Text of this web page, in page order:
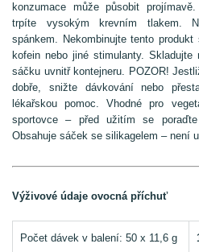
konzumace může působit
trpíte vysokým krevním tlakem.
spánkem. Nekombinujte tento
kofein nebo jiné stimulanty.
sáčku uvnitř kontejneru. POZOR!
dobře, snižte dávkování nebo
lékařskou pomoc. Vhodné pro
sportovce – před užitím se
Obsahuje sáček se silikagelem – není
Výživové údaje ovocná příchuť
Počet dávek v balení: 50 x 11,6 g